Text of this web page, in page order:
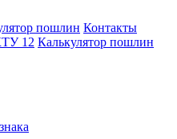
пошлин Контакты
12 Калькулятор пошлин